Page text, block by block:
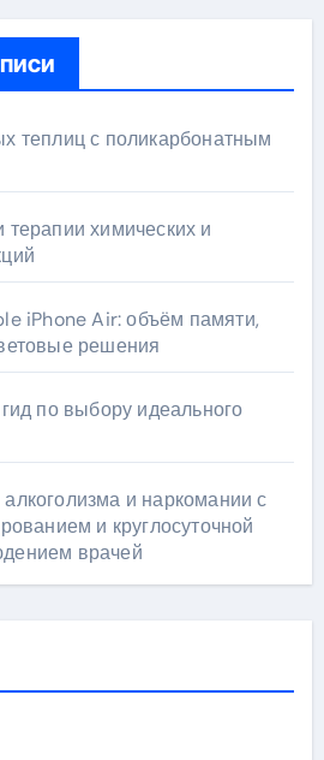
теплиц с поликарбонатным
химических и
iPhone Air: объём памяти,
решения
по выбору идеального
и наркомании с
и круглосуточной
врачей